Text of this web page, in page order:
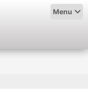
Menu